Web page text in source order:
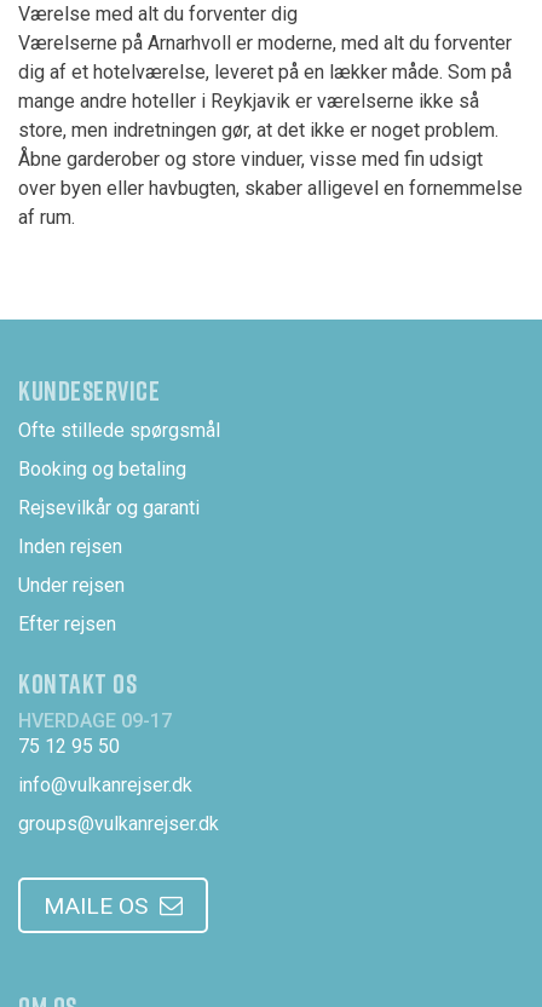
Værelse med alt du forventer dig
Værelserne på Arnarhvoll er moderne, med alt du forventer
dig af et hotelværelse, leveret på en lækker måde. Som på
mange andre hoteller i Reykjavik er værelserne ikke så
store, men indretningen gør, at det ikke er noget problem.
Åbne garderober og store vinduer, visse med fin udsigt
over byen eller havbugten, skaber alligevel en fornemmelse
af rum.
KUNDESERVICE
Ofte stillede spørgsmål
Booking og betaling
Rejsevilkår og garanti
Inden rejsen
Under rejsen
Efter rejsen
KONTAKT OS
HVERDAGE 09-17
75 12 95 50
info@vulkanrejser.dk
groups@vulkanrejser.dk
MAILE OS